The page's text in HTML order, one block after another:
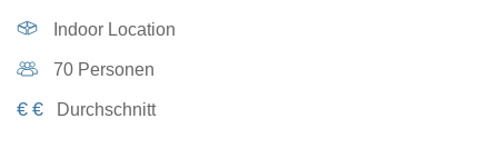
Indoor Location
70 Personen
€ € Durchschnitt